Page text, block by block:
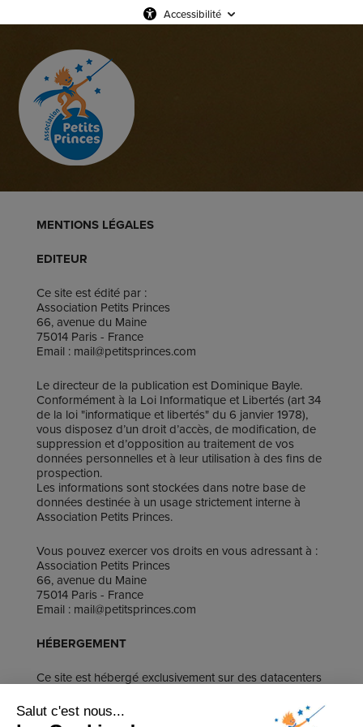
Salut c'est nous...
Accessibilité
MENTIONS LÉGALES
EDITEUR
Ce site est édité par :
Association Petits Princes
66, avenue du Maine
75014 Paris - France
Email : mail@petitsprinces.com
Le directeur de la publication est ​Dominique Bayle.
Conformément à la Loi Informatique et Libertés (art 34
de la loi "informatique et libertés" du 6 janvier 1978),
vous disposez d’un droit d’accès, de modification, de
suppression et d’opposition au traitement de vos
données personnelles et à leur utilisation à des fins de
prospection.
Les informations sont stockées dans notre base de
données destinée à un usage strictement interne à
Association Petits Princes.
Vous pouvez exercer vos droits en vous adressant à :
Association Petits Princes
66, avenue du Maine
75014 Paris - France
Email : mail@petitsprinces.com
HÉBERGEMENT
Ce site est hébergé exclusivement sur des datacenters
Web Services (AWS):
Amazon Web Services Inc.